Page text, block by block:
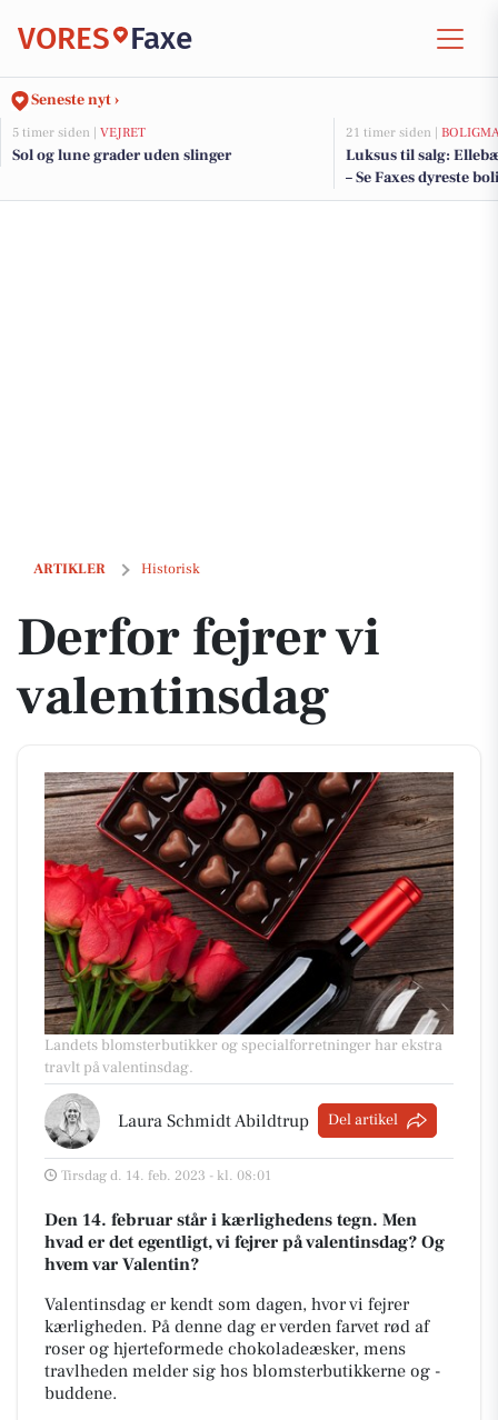
VORES Faxe
Seneste nyt ›
5 timer siden | VEJRET
Sol og lune grader uden slinger
21 timer siden |
Luksus til salg:
– Se Faxes dyreste
ARTIKLER Historisk
Derfor fejrer vi valentinsdag
Derfor fejrer vi
valentinsdag
Landets blomsterbutikker og specialforretninger har ekstra
travlt på valentinsdag.
Laura Schmidt Abildtrup Del artikel
Tirsdag d. 14. feb. 2023 - kl. 08:01
Den 14. februar står i kærlighedens tegn. Men
hvad er det egentligt, vi fejrer på valentinsdag? Og
hvem var Valentin?
Valentinsdag er kendt som dagen, hvor vi fejrer
kærligheden. På denne dag er verden farvet rød af
roser og hjerteformede chokoladeæsker, mens
travlheden melder sig hos blomsterbutikkerne og -
buddene.